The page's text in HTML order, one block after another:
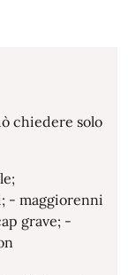
chiedere solo
- maggiorenni
grave; -